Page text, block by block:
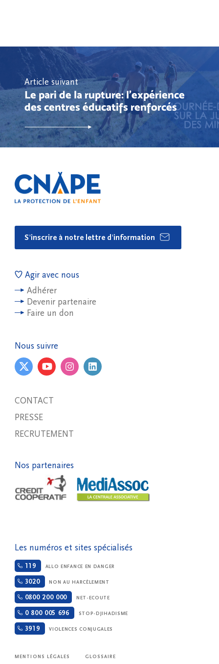
Article suivant
Le pari de la rupture: l'expérience
des centres éducatifs renforcés
S'inscrire à notre lettre d'information
Agir avec nous
Adhérer
Devenir partenaire
Faire un don
Nous suivre
CONTACT
PRESSE
RECRUTEMENT
Nos partenaires
Les numéros et sites spécialisés
119 ALLO ENFANCE EN DANGER
3020 NON AU HARCÈLEMENT
0800 200 000 NET-ECOUTE
0 800 005 696 STOP-DJIHADISME
3919 VIOLENCES CONJUGALES
MENTIONS LÉGALES GLOSSAIRE